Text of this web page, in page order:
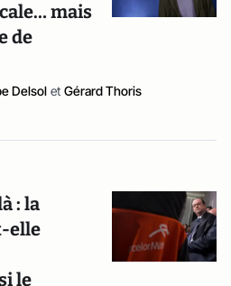
mais
de
Delsol et Gérard Thoris
: la
elle
le